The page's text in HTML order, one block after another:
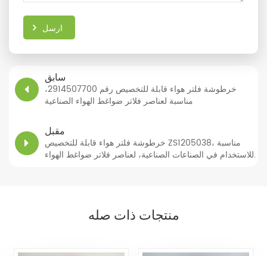
ارسل
سابق
خرطوشة فلتر هواء قابلة للتخصيص رقم 2914507700،
مناسبة لعناصر فلاتر ضواغط الهواء الصناعية
مقبل
خرطوشة فلتر هواء قابلة للتخصيص ZS1205038، مناسبة
للاستخدام في الصناعات الصناعية، لعناصر فلاتر ضواغط الهواء.
منتجات ذات صله